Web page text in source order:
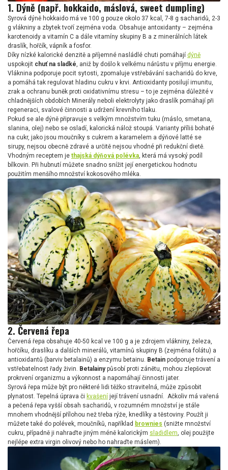
1. Dýně (např. hokkaido, máslová, sweet dumpling)
Syrová dýně hokkaido má ve 100 g pouze okolo 37 kcal, 7-8 g sacharidů, 2-3
g vlákniny a zbytek tvoří zejména voda. Obsahuje antoxidanty – zejména
karotenoidy a vitamín C a dále vitamíny skupiny B a z minerálních látek
draslík, hořčík, vápník a fosfor.
Díky nízké kalorické denzitě a příjemné nasládlé chuti pomáhají dýně
uspokojit chuť na sladké, aniž by došlo k velkému nárůstu v příjmu energie.
Vláknina podporuje pocit sytosti, zpomaluje vstřebávání sacharidů do krve,
a pomáhá tak regulovat hladinu cukru v krvi. Antioxidanty posilují imunitu,
zrak a ochranu buněk proti oxidativnímu stresu – to je zejména důležité v
chladnějších obdobích Minerály neboli elektrolyty jako draslík pomáhají při
regeneraci, svalové činnosti a udržení krevního tlaku.
Pokud se ale dýně připravuje s velkým množstvím tuku (máslo, smetana,
slanina, olej) nebo se osladí, kalorická nálož stoupá. Varianty příliš bohaté
na cukr, jako jsou moučníky s cukrem a karamelem a dýňové latté se
sirupy, nejsou obecně zdravé a určitě nejsou vhodné při redukční dietě.
Vhodným receptem je thajská dýňová polévka, která má vysoký podíl
bílkovin. Při hubnutí můžete snadno snížit její energetickou hodnotu
použitím menšího množství kokosového mléka.
2. Červená řepa
Červená řepa obsahuje 40-50 kcal ve 100 g a je zdrojem vlákniny, železa,
hořčíku, draslíku a dalších minerálů, vitamínů skupiny B (zejména folátu) a
antioxidantů (barviv betalainů) a enzymu betainu. Betain podporuje trávení a
vstřebatelnost řady živin. Betalainypůsobí proti zánětu, mohou zlepšovat
prokrvení organizmu a výkonnost a napomáhají činnosti jater.
Syrová řepa může být pro některé lidi těžko stravitelná, může způsobit
plynatost. Tepelná úprava či kvašení její trávení usnadní. Ačkoliv má vařená
a pečená řepa vyšší obsah sacharidů, v rozumném množství je stále
mnohem vhodnější přílohou než třeba rýže, knedlíky a těstoviny. Použít ji
můžete také do polévek, moučníků, například brownies (snižte množství
cukru, případně ji nahraďte jiným méně kalorickým sladidlem, olej použijte
nejlépe extra virgin olivový nebo ho nahraďte máslem).